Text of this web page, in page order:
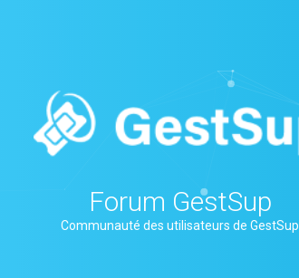
Forum GestSup
Communauté des utilisateurs de GestSup